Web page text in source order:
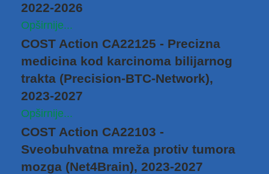
2022-2026
Opširnije...
COST Action CA22125 - Precizna
medicina kod karcinoma bilijarnog
trakta (Precision-BTC-Network),
2023-2027
Opširnije...
COST Action CA22103 -
Sveobuhvatna mreža protiv tumora
mozga (Net4Brain), 2023-2027